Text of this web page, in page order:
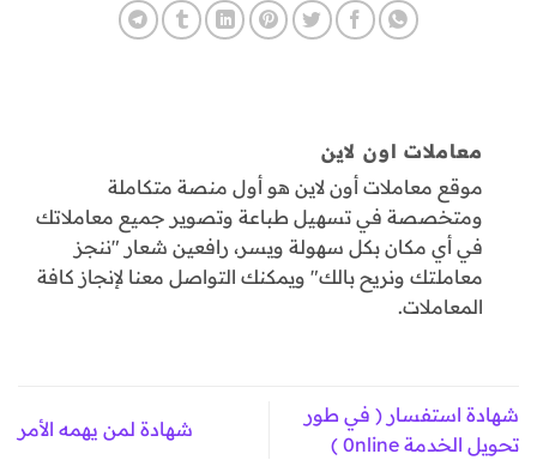
معاملات اون لاين
موقع معاملات أون لاين هو أول منصة متكاملة
ومتخصصة في تسهيل طباعة وتصوير جميع معاملاتك
في أي مكان بكل سهولة ويسر، رافعين شعار "ننجز
معاملتك ونريح بالك" ويمكنك التواصل معنا لإنجاز كافة
المعاملات.
شهادة استفسار ( في طور
تحويل الخدمة 0nline )
شهادة لمن يهمه الأمر